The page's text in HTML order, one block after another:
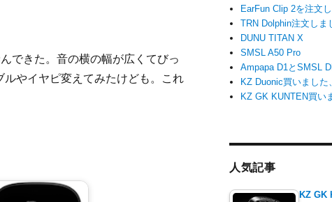
できた。音の横の幅が広くてびっ
ルやイヤピ変えてみたけども。これ
EarFun Clip 2を注文
TRN Dolphin注文しま
DUNU TITAN X
SMSL A50 Pro
Ampapa D1とSMSL
KZ Duonic買いました、
KZ GK KUNTEN買い
人気記事
KZ GK